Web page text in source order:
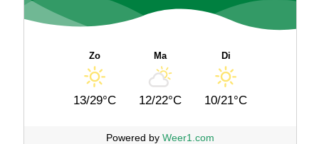
Zo
13/29°C
Ma
12/22°C
Di
10/21°C
Powered by Weer1.com